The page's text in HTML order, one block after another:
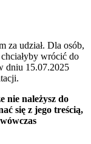
za udział. Dla osób,
wrócić do
dniu 15.07.2025
nie należysz do
się z jego treścią,